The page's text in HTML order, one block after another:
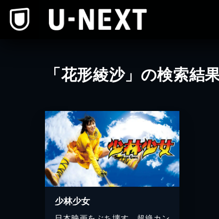
「花形綾沙」の検索結
少林少女